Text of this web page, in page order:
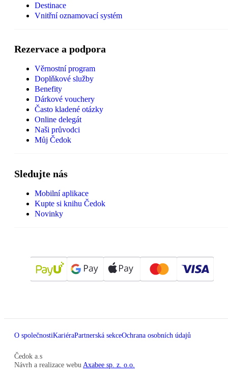
Destinace
Vnitřní oznamovací systém
Rezervace a podpora
Věrnostní program
Doplňkové služby
Benefity
Dárkové vouchery
Často kladené otázky
Online delegát
Naši průvodci
Můj Čedok
Sledujte nás
Mobilní aplikace
Kupte si knihu Čedok
Novinky
O společnostiKariéraPartnerská sekceOchrana osobních údajů
Čedok a.s
Návrh a realizace webu Axabee sp. z. o.o.